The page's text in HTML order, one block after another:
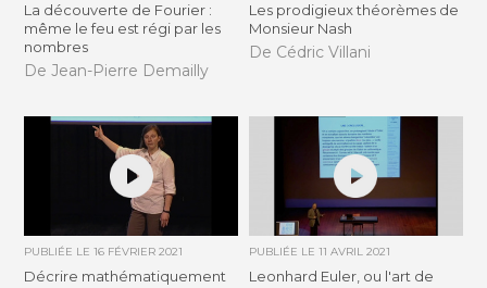
La découverte de Fourier :
même le feu est régi par les
nombres
De Jean-Pierre Demailly
Les prodigieux théorèmes de
Monsieur Nash
De Cédric Villani
PUBLIÉE LE16 FÉVRIER 2021
Décrire mathématiquement
PUBLIÉE LE 11 AVRIL 2021
Leonhard Euler, ou l'art de